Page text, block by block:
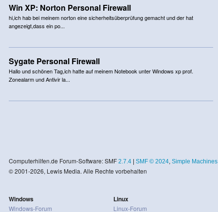
Win XP: Norton Personal Firewall
hi,ich hab bei meinem norton eine sicherheitsüberprüfung gemacht und der hat
angezeigt,dass ein po...
Sygate Personal Firewall
Hallo und schönen Tag,ich hatte auf meinem Notebook unter Windows xp prof.
Zonealarm und Antivir la...
Computerhilfen.de Forum-Software: SMF 2.7.4| SMF © 2024, Simple Machines
© 2001-2026, Lewis Media. Alle Rechte vorbehalten
Windows
Windows-Forum
Linux
Linux-Forum